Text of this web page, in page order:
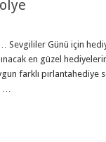
Sevgililer Günü için
en güzel
farklı pırlantahediye
…